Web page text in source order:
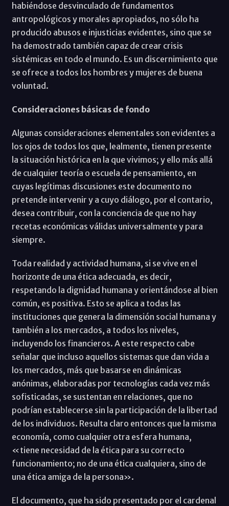
habiéndose desvinculado de fundamentos
antropológicos y morales apropiados, no sólo ha
producido abusos e injusticias evidentes, sino que se
ha demostrado también capaz de crear crisis
sistémicas en todo el mundo. Es un discernimiento que
se ofrece a todos los hombres y mujeres de buena
voluntad.
Consideraciones básicas de fondo
Algunas consideraciones elementales son evidentes a
los ojos de todos los que, lealmente, tienen presente
la situación histórica en la que vivimos; y ello más allá
de cualquier teoría o escuela de pensamiento, en
cuyas legítimas discusiones este documento no
pretende intervenir y a cuyo diálogo, por el contario,
desea contribuir, con la conciencia de que no hay
recetas económicas válidas universalmente y para
siempre.
Toda realidad y actividad humana, si se vive en el
horizonte de una ética adecuada, es decir,
respetando la dignidad humana y orientándose al bien
común, es positiva. Esto se aplica a todas las
instituciones que genera la dimensión social humana y
también a los mercados, a todos los niveles,
incluyendo los financieros. A este respecto cabe
señalar que incluso aquellos sistemas que dan vida a
los mercados, más que basarse en dinámicas
anónimas, elaboradas por tecnologías cada vez más
sofisticadas, se sustentan en relaciones, que no
podrían establecerse sin la participación de la libertad
de los individuos. Resulta claro entonces que la misma
economía, como cualquier otra esfera humana,
«tiene necesidad de la ética para su correcto
funcionamiento; no de una ética cualquiera, sino de
una ética amiga de la persona».
El documento, que ha sido presentado por el cardenal